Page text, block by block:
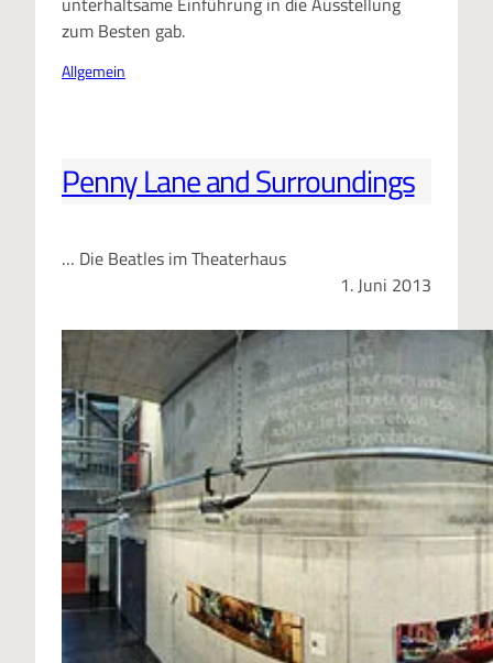
zum Besten gab.
Allgemein
Penny Lane and Surroundings
… Die Beatles im Theaterhaus
1. Juni 2013